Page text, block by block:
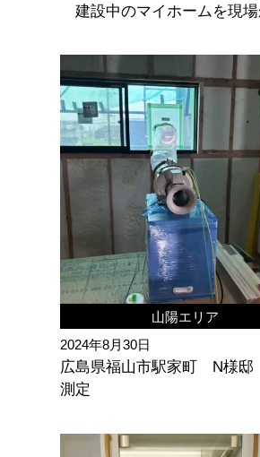
建設中のマイホームを現
山陽エリア
2024年8月30日
広島県福山市駅家町 N様
測定